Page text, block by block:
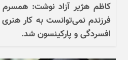
کاظم هژیر آزاد نوشت: همسرم
فرزندم نمی‌توانست به کار
افسردگی و پارکینسون شد.